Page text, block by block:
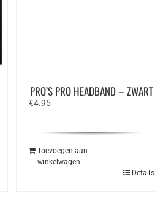
PRO’S PRO HEADBAND – ZWART
€4.95
Toevoegen aan
winkelwagen
Details